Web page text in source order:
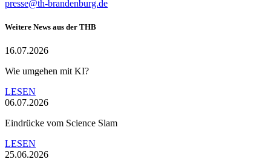
presse@th-brandenburg.de
Weitere News aus der THB
16.07.2026
Wie umgehen mit KI?
LESEN
06.07.2026
Eindrücke vom Science Slam
LESEN
25.06.2026